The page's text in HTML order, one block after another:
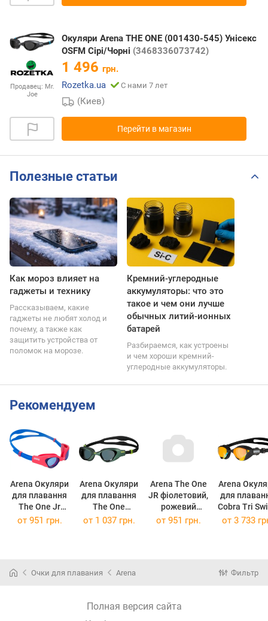
Продавец: Mr.
Joe
Окуляри Arena THE ONE (001430-545) Унісекс
OSFM Сірі/Чорні (3468336073742)
1 496 грн.
Rozetka.ua
С нами 7 лет
(Киев)
Перейти в магазин
Полезные статьи
Как мороз влияет на
гаджеты и технику
Рассказываем, какие
гаджеты не любят холод и
почему, а также как
защитить устройства от
поломок на морозе.
Кремний-углеродные
аккумуляторы: что это
такое и чем они лучше
обычных литий-ионных
батарей
Разбираемся, как устроены
и чем хороши кремний-
углеродные аккумуляторы.
Рекомендуем
Arena Окуляри
для плавання
The One Jr
Blue/Pink
Arena Окуляри
для плавання
The One
Green/Black
Arena The One
JR фіолетовий,
рожевий
001432-959
Arena
для
Cobra Tri
MR
от 951 грн. от 1 037 грн. от 951 грн. от 3 733
Очки для плавания Arena Фильтр
Полная версия сайта